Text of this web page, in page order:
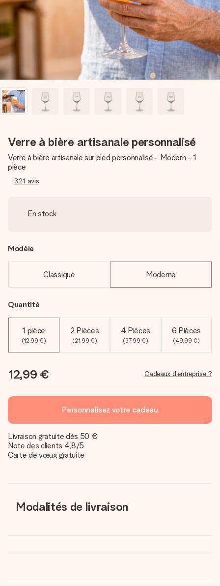
Créez quelque chose d’unique en quelques étapes – avec
son prénom, votre photo ou un message qui touche le cœur.
Sans complications, juste tout l’amour pour le moment idéal.
Verre à bière artisanale personnalisé
Verre à bière artisanale sur pied personnalisé - Modern - 1
pièce
321 avis
En stock
Modèle
Classique Moderne
Quantité
1 pièce
(12,99 €)
2 Pièces
(21,99 €)
4 Pièces
(37,99 €)
6 Pièces
(49,99 €)
12,99 € Cadeaux d'entreprise ?
Personnalisez votre cadeau
Livraison gratuite dès 50 €
Note des clients 4,8/5
Carte de vœux gratuite
Modalités de livraison